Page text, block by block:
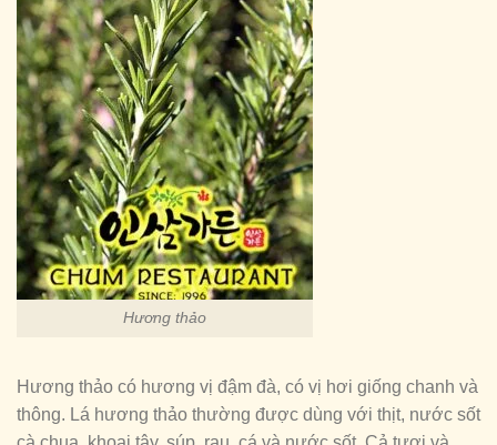
Hương thảo
Hương thảo có hương vị đậm đà, có vị hơi giống chanh và
thông. Lá hương thảo thường được dùng với thịt, nước sốt